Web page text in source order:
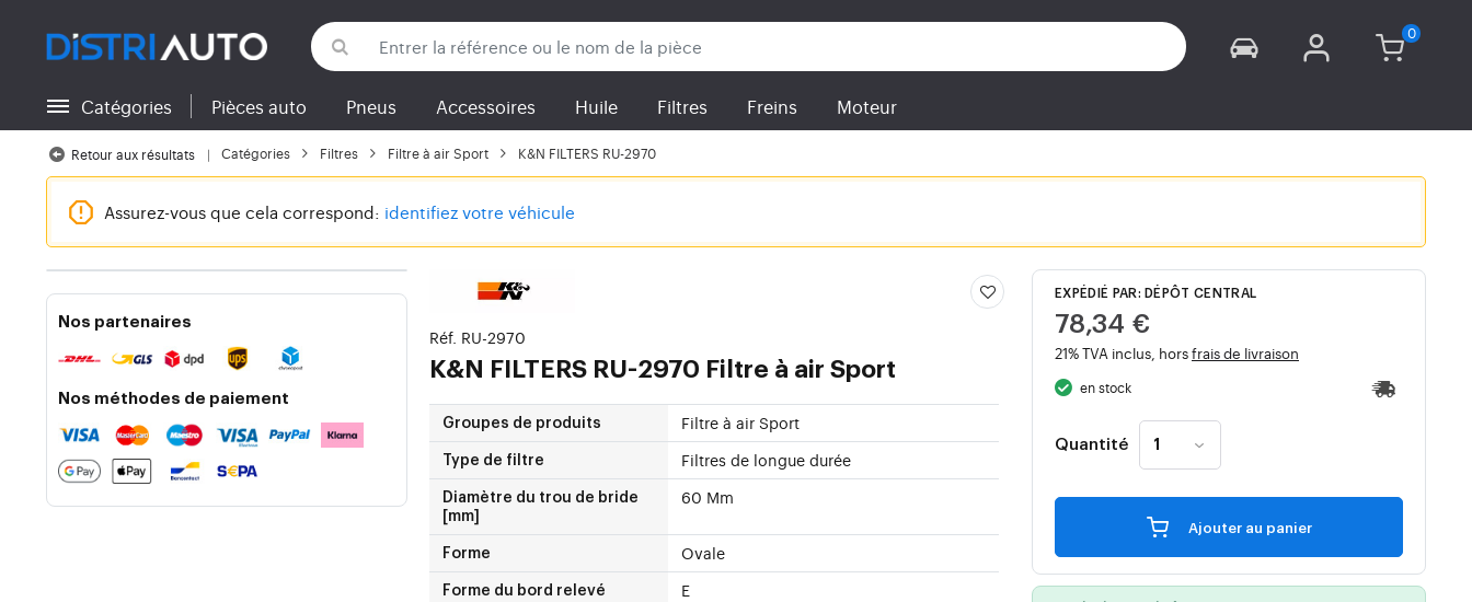
Retour aux catégories
Catégories Pièces auto Pneus Accessoires Huile Filtres Freins Moteur
Retour aux résultats Catégories Filtres Filtre à air Sport K&N FILTERS RU-2970
Assurez-vous que cela correspond: identifiez votre véhicule
Nos partenaires
Nos méthodes de paiement
Réf. RU-2970
K&N FILTERS RU-2970 Filtre à air Sport
Groupes de produits Filtre à air Sport
Type de filtre Filtres de longue durée
Diamètre du trou de bride
[mm]
60 Mm
Forme Ovale
Forme du bord relevé E
EXPÉDIÉ PAR: DÉPÔT CENTRAL
78,34 €
21% TVA inclus, horsfrais de livraison
en stock
Quantité
Ajouter au panier